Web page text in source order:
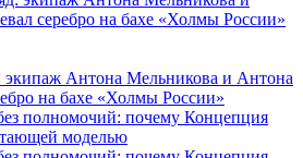
экипаж Антона Мельникова и Антона
на бахе «Холмы России»